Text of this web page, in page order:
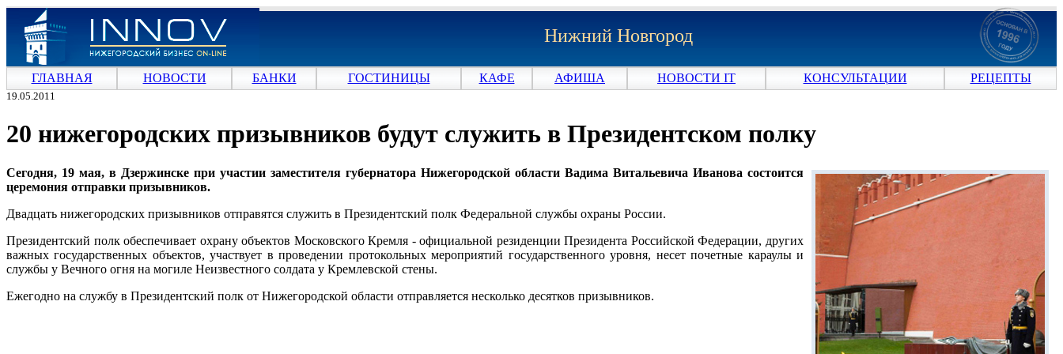
Нижний Новгород
ГЛАВНАЯ НОВОСТИ БАНКИ ГОСТИНИЦЫ КАФЕ АФИША НОВОСТИ IT КОНСУЛЬТАЦИИ РЕЦЕПТЫ
19.05.2011
20 нижегородских призывников будут служить в Президентском полку
Сегодня, 19 мая, в Дзержинске при участии заместителя губернатора Нижегородской области Вадима Витальевича Иванова состоится
церемония отправки призывников.
Двадцать нижегородских призывников отправятся служить в Президентский полк Федеральной службы охраны России.
Президентский полк обеспечивает охрану объектов Московского Кремля - официальной резиденции Президента Российской Федерации, других
важных государственных объектов, участвует в проведении протокольных мероприятий государственного уровня, несет почетные караулы и
службы у Вечного огня на могиле Неизвестного солдата у Кремлевской стены.
Ежегодно на службу в Президентский полк от Нижегородской области отправляется несколько десятков призывников.